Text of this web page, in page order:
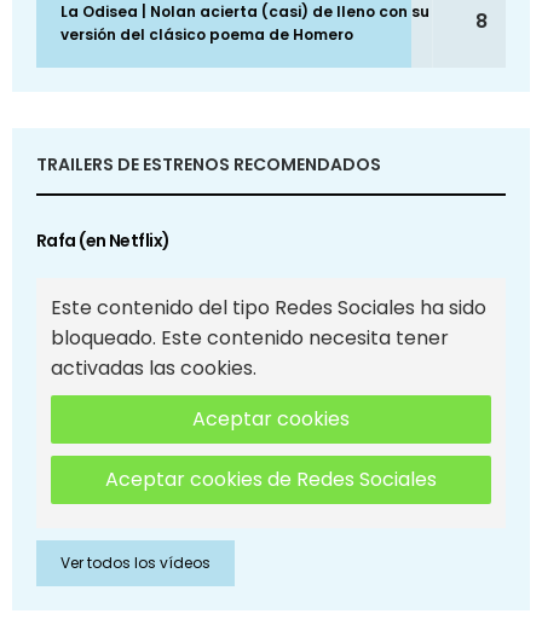
La Odisea | Nolan acierta (casi) de lleno con su
versión del clásico poema de Homero
8
TRAILERS DE ESTRENOS RECOMENDADOS
Rafa (en Netflix)
Este contenido del tipo Redes Sociales ha sido
bloqueado. Este contenido necesita tener
activadas las cookies.
Aceptar cookies
Aceptar cookies de Redes Sociales
Ver todos los vídeos